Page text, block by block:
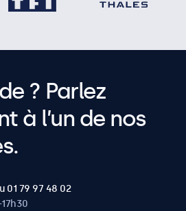
? Parlez
à l’un de nos
01 79 97 48 02